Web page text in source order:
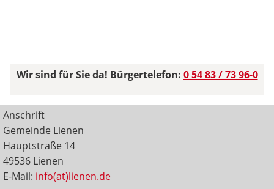
Wir sind für Sie da! Bürgertelefon: 0 54 83 / 73 96-0
Anschrift
Gemeinde Lienen
Hauptstraße 14
49536 Lienen
E-Mail: info(at)lienen.de